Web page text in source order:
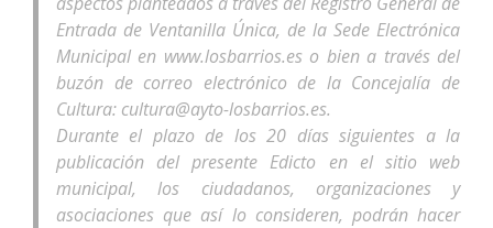
Entrada de Ventanilla Única, de la Sede Electrónica
Municipal en www.losbarrios.es o bien a través del
buzón de correo electrónico de la Concejalía de
Cultura: cultura@ayto-losbarrios.es.
Durante el plazo de los 20 días siguientes a la
publicación del presente Edicto en el sitio web
municipal, los ciudadanos, organizaciones y
asociaciones que así lo consideren, podrán hacer